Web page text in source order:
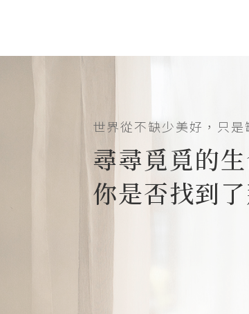
世界從不缺少美好，只是
尋尋覓覓的
你是否找到